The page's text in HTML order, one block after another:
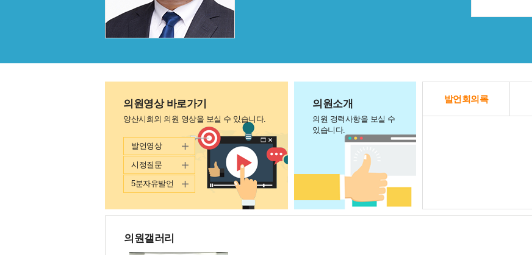
의원영상 바로가기
양산시희외 의원 영상을 보실 수 있습니다.
발언영상
시정질문
5분자유발언
의원소개
의원 경력사항을 보실 수
있습니다.
발언회의록
의원갤러리